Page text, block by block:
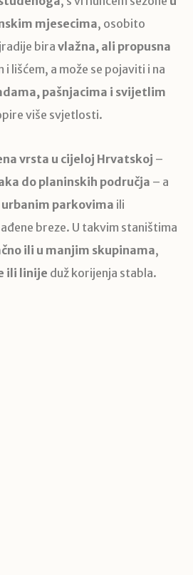
mjesecima, osobito
bira vlažna, ali propusna
lišćem, a može se pojaviti i na
pašnjacima i svijetlim
više svjetlosti.
vrsta u cijeloj Hrvatskoj –
do planinskih područja – a
urbanim parkovima ili
breze. U takvim staništima
ili u manjim skupinama,
ili linije duž korijenja stabla.